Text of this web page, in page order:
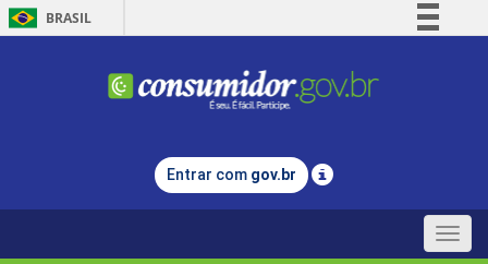
BRASIL
Comunica BR
Legislação
Entrar com gov.br
Toggle